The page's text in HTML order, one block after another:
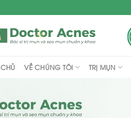
VỀ CHÚNG TÔI TRỊ MỤN